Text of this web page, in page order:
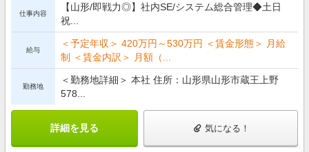
仕事内容
【山形/即戦力◎】社内SE/システム総合管理◆土日
祝...
給与
＜予定年収＞ 420万円～530万円 ＜賃金形態＞ 月給
制 ＜賃金内訳＞ 月額（...
勤務地
＜勤務地詳細＞ 本社 住所：山形県山形市蔵王上野
578...
詳細を見る 気になる！